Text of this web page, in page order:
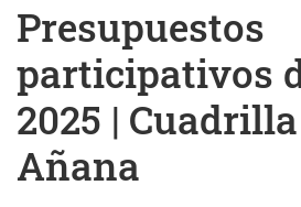
Presupuestos
participativos
2025 |
Añana